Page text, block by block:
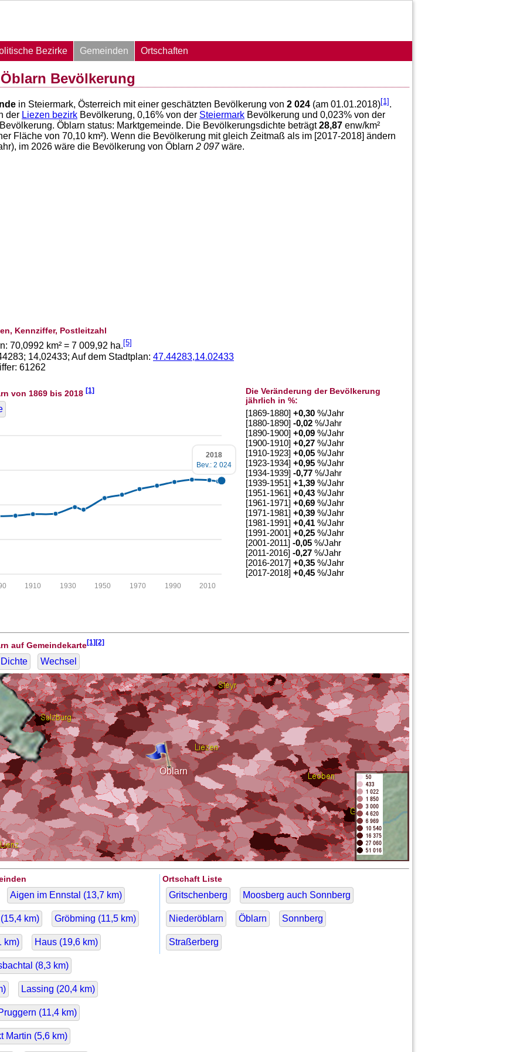
Bezirke Gemeinden
Ortschaften
Bevölkerung
in Steiermark, Österreich mit einer geschätzten Bevölkerung von 2 024 (am 01.01.2018)[1] .
der Liezen bezirk Bevölkerung, 0,16% von der Steiermark Bevölkerung und 0,023% von der
Öblarn status: Marktgemeinde. Die Bevölkerungsdichte beträgt28,87 enw/km²
Fläche von 70,10 km²). Wenn die Bevölkerung mit gleich Zeitmaß als im [2017-2018] ändern
im 2026 wäre die Bevölkerung von Öblarn 2 097 wäre.
Kennziffer, Postleitzahl
70,0992 km² = 7 009,92 ha. [5]
; 14,02433; Auf dem Stadtplan: 47.44283,14.02433
61262
von 1869 bis 2018 [1]
2010
1990
1970
1950
1930
1910
2018
Bev.: 2 024
Die Veränderung der Bevölkerung
jährlich in %:
[1869-1880]+0,30 %/Jahr
[1880-1890]-0,02 %/Jahr
[1890-1900]+0,09 %/Jahr
[1900-1910]+0,27 %/Jahr
[1910-1923]+0,05 %/Jahr
[1923-1934]+0,95 %/Jahr
[1934-1939]-0,77 %/Jahr
[1939-1951]+1,39 %/Jahr
[1951-1961]+0,43 %/Jahr
[1961-1971]+0,69 %/Jahr
[1971-1981]+0,39 %/Jahr
[1981-1991]+0,41 %/Jahr
[1991-2001]+0,25 %/Jahr
[2001-2011]-0,05 %/Jahr
[2011-2016]-0,27 %/Jahr
[2016-2017]+0,35 %/Jahr
[2017-2018]+0,45 %/Jahr
auf Gemeindekarte[1][2]
Dichte Wechsel
Öblarn
Aigen im Ennstal (13,7 km)
15,4 km) Gröbming (11,5 km)
km) Haus (19,6 km)
(8,3 km)
Lassing (20,4 km)
(11,4 km)
Martin (5,6 km)
Ortschaft Liste
Gritschenberg Moosberg auch Sonnberg
Niederöblarn Öblarn Sonnberg
Straßerberg